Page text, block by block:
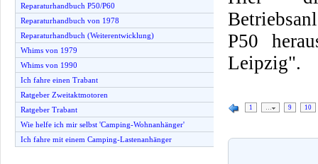
Reparaturhandbuch P50/P60
Reparaturhandbuch von 1978
Reparaturhandbuch (Weiterentwicklung)
Whims von 1979
Whims von 1990
Ich fahre einen Trabant
Ratgeber Zweitaktmotoren
Ratgeber Trabant
Wie helfe ich mir selbst 'Camping-Wohnanhänger'
Ich fahre mit einem Camping-Lastenanhänger
P50
Leipzig".
1 9 10